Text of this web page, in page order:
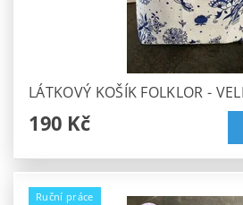
LÁTKOVÝ KOŠÍK FOLKLOR -
190 Kč
Ruční práce